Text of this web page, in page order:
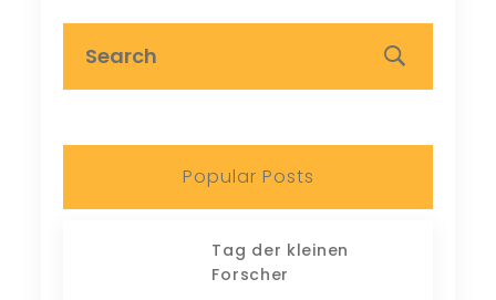
Popular Posts
Tag der kleinen
Forscher